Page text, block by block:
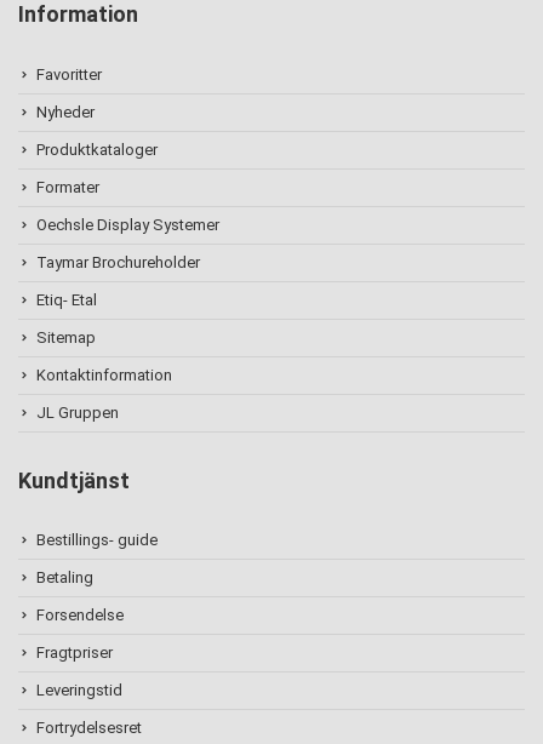
Information
Favoritter
Nyheder
Produktkataloger
Formater
Oechsle Display Systemer
Taymar Brochureholder
Etiq- Etal
Sitemap
Kontaktinformation
JL Gruppen
Kundtjänst
Bestillings- guide
Betaling
Forsendelse
Fragtpriser
Leveringstid
Fortrydelsesret